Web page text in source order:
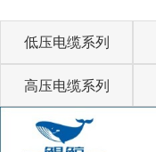
低压电缆系列
高压电缆系列